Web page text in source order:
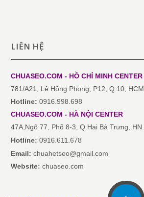
LIÊN HỆ
CHUASEO.COM - HỒ CHÍ MINHCENTER
781/A21, Lê Hồng Phong, P12, Q 10, HCM.
Hotline: 0916.998.698
CHUASEO.COM - HÀ NỘICENTER
47A,Ngõ 77, Phố 8-3, Q.Hai Bà Trưng, HN.
Hotline: 0916.611.678
Email:chuahetseo@gmail.com
Website: chuaseo.com